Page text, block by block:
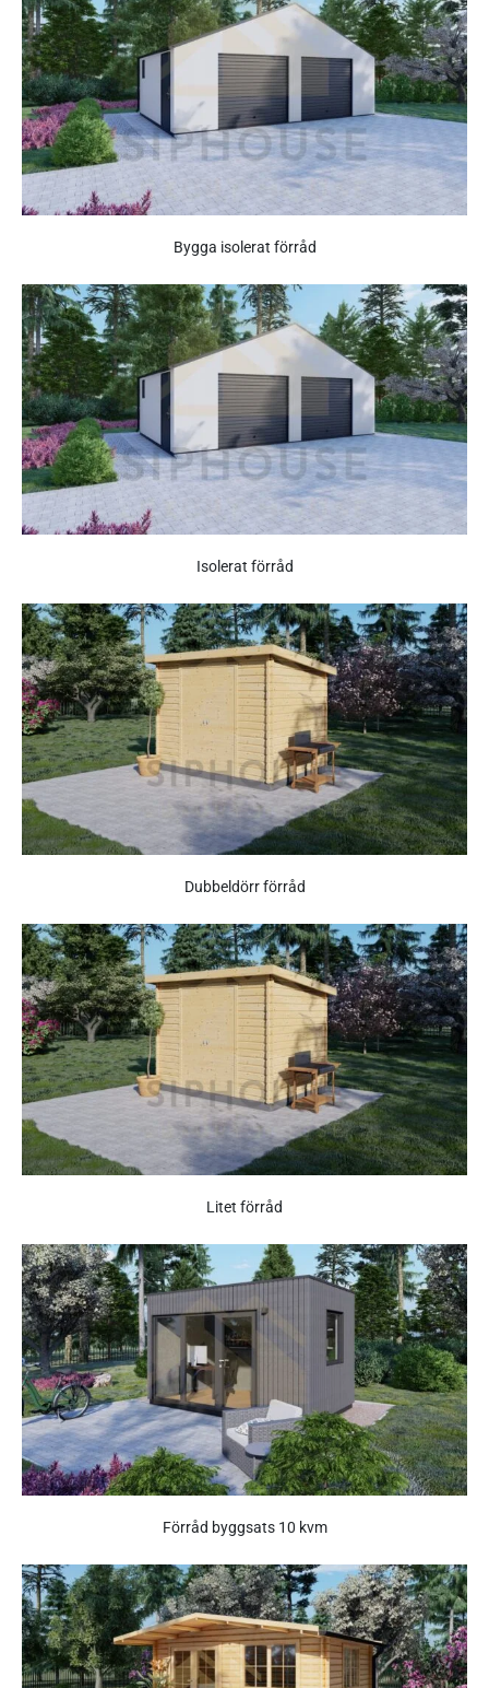
Bygga isolerat förråd
Isolerat förråd
Dubbeldörr förråd
Litet förråd
Förråd byggsats 10 kvm